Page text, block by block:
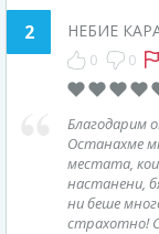
2
НЕБИЕ
0 0
Благодарим
Останахме
местата,
настанени,
ни беше
страхотно!